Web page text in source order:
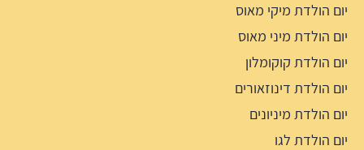
יום הולדת מיקי מאוס
יום הולדת מיני מאוס
יום הולדת קוקומלון
יום הולדת דינוזאורים
יום הולדת מיניונים
יום הולדת לגו